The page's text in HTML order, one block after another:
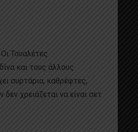
Τουαλέτες
και τους άλλους
συρτάρια, καθρέφτες,
χρειάζεται να είναι σετ